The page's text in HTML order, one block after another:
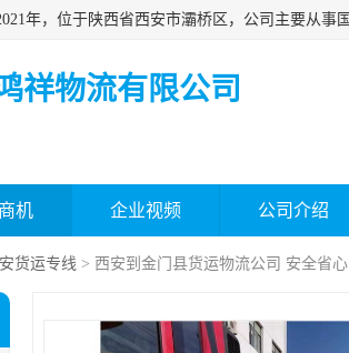
祥物流有限公司
机 企业视频 公司介绍
货运专线 > 西安到金门县货运物流公司 安全省心